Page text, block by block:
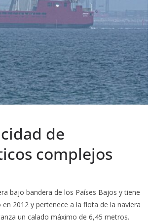
de
complejos
bajo bandera de los Países Bajos y tiene
2012 y pertenece a la flota de la naviera
un calado máximo de 6,45 metros.